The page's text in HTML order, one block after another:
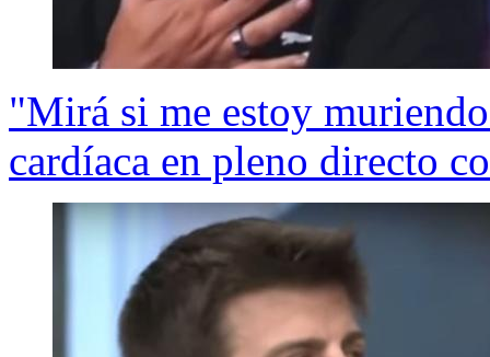
"Mirá si me estoy
cardíaca en pleno directo